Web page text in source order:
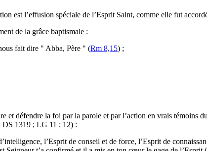
est l’effusion spéciale de l’Esprit Saint, comme elle fut
de la grâce baptismale :
fait dire " Abba, Père " (Rm 8,15) ;
et défendre la foi par la parole et par l’action en vrais témoins
DS 1319 ; LG 11 ; 12) :
l’Esprit de conseil et de force, l’Esprit de